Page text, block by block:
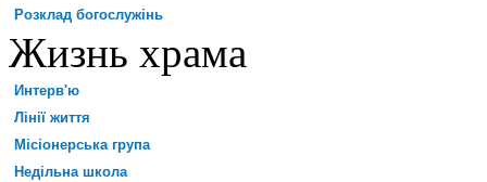
Розклад богослужінь
Жизнь храма
Интерв'ю
Лінії життя
Місіонерська група
Недільна школа